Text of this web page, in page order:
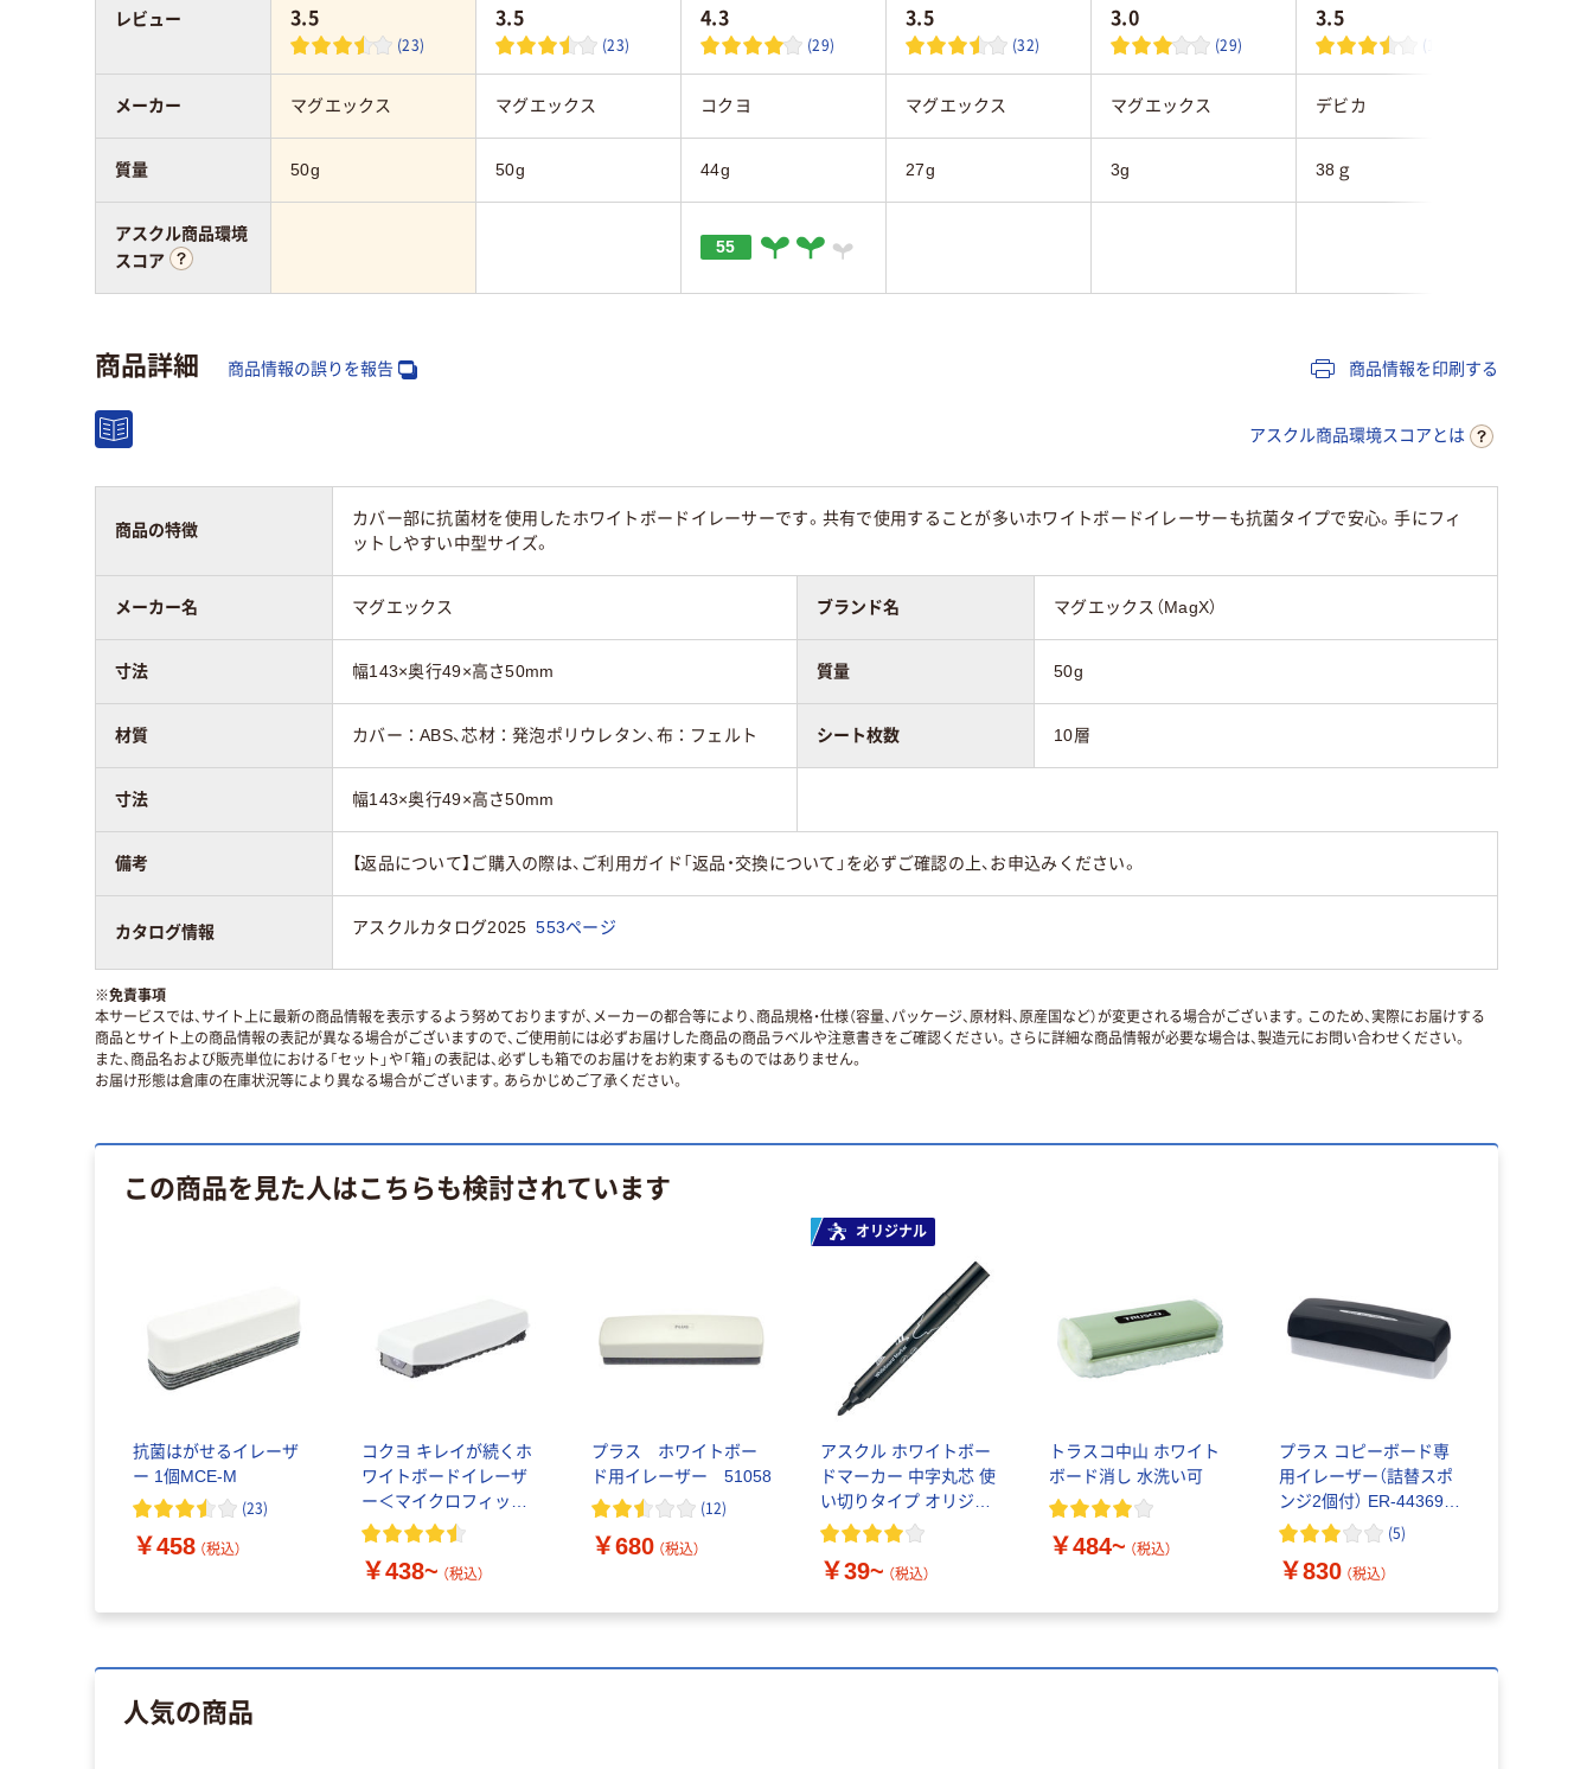
3.5
(23)
3.5
(23)
4.3
(29)
3.5
(32)
3.0
(29)
3.5
(19)
マグエックス マグエックス コクヨ マグエックス マグエックス デビカ
50g 50g 44g 27g 3g 38ｇ
55
レビュー
メーカー
質量
アスクル商品環境
スコア
商品詳細 商品情報の誤りを報告 商品情報を印刷する
アスクル商品環境スコアとは
商品の特徴
カバー部に抗菌材を使用したホワイトボードイレーサーです。共有で使用することが多いホワイトボードイレーサーも抗菌タイプで安心。手にフィ
ットしやすい中型サイズ。
メーカー名 マグエックス ブランド名 マグエックス（MagX）
寸法 幅143×奥行49×高さ50mm 質量 50g
材質 カバー：ABS、芯材：発泡ポリウレタン、布：フェルト シート枚数 10層
寸法 幅143×奥行49×高さ50mm
備考 【返品について】ご購入の際は、ご利用ガイド「返品・交換について」を必ずご確認の上、お申込みください。
カタログ情報 アスクルカタログ2025 553ページ
※免責事項
本サービスでは、サイト上に最新の商品情報を表示するよう努めておりますが、メーカーの都合等により、商品規格・仕様（容量、パッケージ、原材料、原産国など）が変更される場合がございます。このため、実際にお届けする
商品とサイト上の商品情報の表記が異なる場合がございますので、ご使用前には必ずお届けした商品の商品ラベルや注意書きをご確認ください。さらに詳細な商品情報が必要な場合は、製造元にお問い合わせください。
また、商品名および販売単位における「セット」や「箱」の表記は、必ずしも箱でのお届けをお約束するものではありません。
お届け形態は倉庫の在庫状況等により異なる場合がございます。あらかじめご了承ください。
この商品を見た人はこちらも検討されています
抗菌はがせるイレーザ
ー 1個MCE-M
(23)
￥458 （税込）
コクヨ キレイが続くホ
ワイトボードイレーザ
ー＜マイクロフィット
＞
￥438~ （税込）
プラス ホワイトボー
ド用イレーザー 51058
(12)
￥680 （税込）
オリジナル
アスクル ホワイトボー
ドマーカー 中字丸芯 使
い切りタイプ オリジナ
ル
￥39~ （税込）
トラスコ中山 ホワイト
ボード消し 水洗い可
￥484~ （税込）
プラス コピーボード専
用イレーザー（詰替スポ
ンジ2個付） ER-44369 1
個
(5)
￥830 （税込）
人気の商品